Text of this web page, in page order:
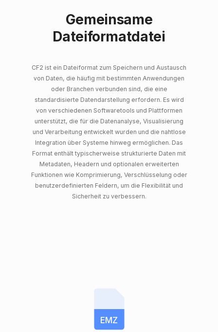
Gemeinsame
Dateiformatdatei
CF2 ist ein Dateiformat zum Speichern und Austausch
von Daten, die häufig mit bestimmten Anwendungen
oder Branchen verbunden sind, die eine
standardisierte Datendarstellung erfordern. Es wird
von verschiedenen Softwaretools und Plattformen
unterstützt, die für die Datenanalyse, Visualisierung
und Verarbeitung entwickelt wurden und die nahtlose
Integration über Systeme hinweg ermöglichen. Das
Format enthält typischerweise strukturierte Daten mit
Metadaten, Headern und optionalen erweiterten
Funktionen wie Komprimierung, Verschlüsselung oder
benutzerdefinierten Feldern, um die Flexibilität und
Sicherheit zu verbessern.
EMZ